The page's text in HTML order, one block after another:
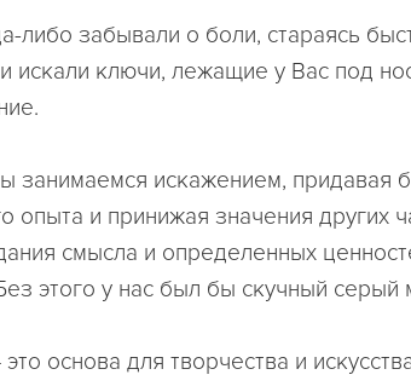
либо забывали о боли, стараясь
искали ключи, лежащие у Вас под
занимаемся искажением, придавая
опыта и принижая значения других
смысла и определенных
этого у нас был бы скучный
основа для творчества и